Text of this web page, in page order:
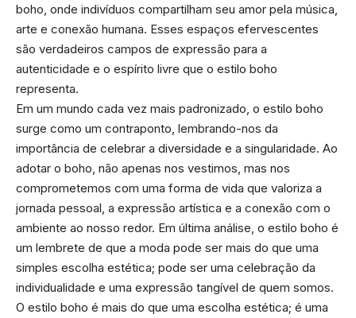
boho, onde indivíduos compartilham seu amor pela música,
arte e conexão humana. Esses espaços efervescentes
são verdadeiros campos de expressão para a
autenticidade e o espírito livre que o estilo boho
representa.
Em um mundo cada vez mais padronizado, o estilo boho
surge como um contraponto, lembrando-nos da
importância de celebrar a diversidade e a singularidade. Ao
adotar o boho, não apenas nos vestimos, mas nos
comprometemos com uma forma de vida que valoriza a
jornada pessoal, a expressão artística e a conexão com o
ambiente ao nosso redor. Em última análise, o estilo boho é
um lembrete de que a moda pode ser mais do que uma
simples escolha estética; pode ser uma celebração da
individualidade e uma expressão tangível de quem somos.
O estilo boho é mais do que uma escolha estética; é uma